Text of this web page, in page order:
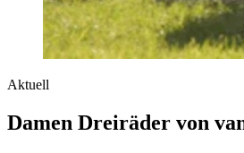
Aktuell
Damen Dreiräder von